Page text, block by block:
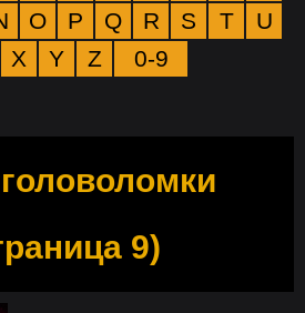
O P Q R S T
U
X Y Z 0-9
9)